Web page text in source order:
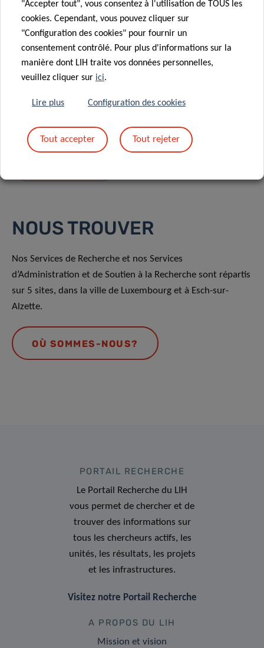
En envoyant votre message, vous acceptez
NOUS TROUVER
Nos Services de Recherche et nos Services
d’Administration et de Soutien à la Recherche sont répartis
sur 5 sites, dans la ville de Luxembourg et à Esch-sur-
Alzette.
OÙ SOMMES-NOUS?
PORTAIL RECHERCHE
Le Portail Recherche du LIH
vous permet de chercher et de
trouver des informations sur
tous les chercheurs actifs, les
unités, les résultats, les projets
et les infrastructures.
Visitez notre Portail Recherche
A PROPOS DU LIH
Mission et vision
"Accepter tout", vous consentez à l'utilisation de TOUS les
cookies. Cependant, vous pouvez cliquer sur
"Configuration des cookies" pour fournir un
consentement contrôlé. Pour plus d'informations sur la
manière dont LIH traite vos données personnelles,
veuillez cliquer sur ici.
Lire plus Configuration des cookies
Tout accepter Tout rejeter